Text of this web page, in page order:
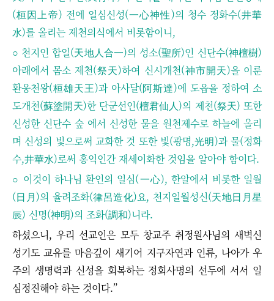
(桓因上帝) 전에 일심신성(一心神性)의 청수 정화수(井華
水)를 올리는 제천의식에서 비롯함이니,
○ 천지인 합일(天地人合一)의 성소(聖所)인 신단수(神檀樹)
아래에서 몸소 제천(祭天)하여 신시개천(神市開天)을 이룬
환웅천왕(桓雄天王)과 아사달(阿斯達)에 도읍을 정하여 소
도개천(蘇塗開天)한 단군선인(檀君仙人)의 제천(祭天) 또한
신성한 신단수 숲 에서 신성한 물을 원천제수로 하늘에 올리
며 신성의 빛으로써 교화한 것 또한 빛(광명,光明)과 물(정화
수,井華水)로써 홍익인간 재세이화한 것임을 알아야 함이다.
○ 이것이 하나님 환인의 일심(一心), 한알에서 비롯한 일월
(日月)의 율려조화(律呂造化)요, 천지일월성신(天地日月星
辰) 신명(神明)의 조화(調和)니라.
하셨으니, 우리 선교인은 모두 창교주 취정원사님의 새벽신
성기도 교유를 마음깊이 새기어 지구자연과 인류, 나아가 우
주의 생명력과 신성을 회복하는 정회사명의 선두에 서서 일
심정진해야 하는 것이다.”